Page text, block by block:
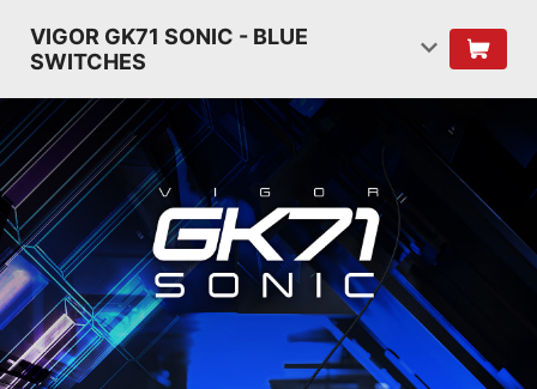
VIGOR GK71 SONIC - BLUE
SWITCHES